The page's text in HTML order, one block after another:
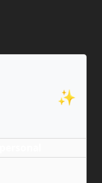
✨